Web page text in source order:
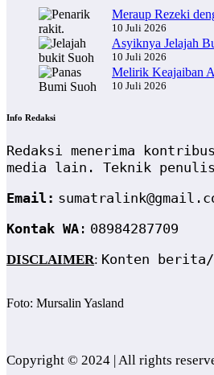
Meraup Rezeki
10 Juli 2026
Asyiknya Jelajah
10 Juli 2026
Melirik Keajaiban
10 Juli 2026
Info Redaksi
Redaksi menerima
media lain. Teknik
Email:
Kontak WA : 08984287709
DISCLAIMER: Konten
Foto: Mursalin Yasland
Copyright © 2024 | All rights